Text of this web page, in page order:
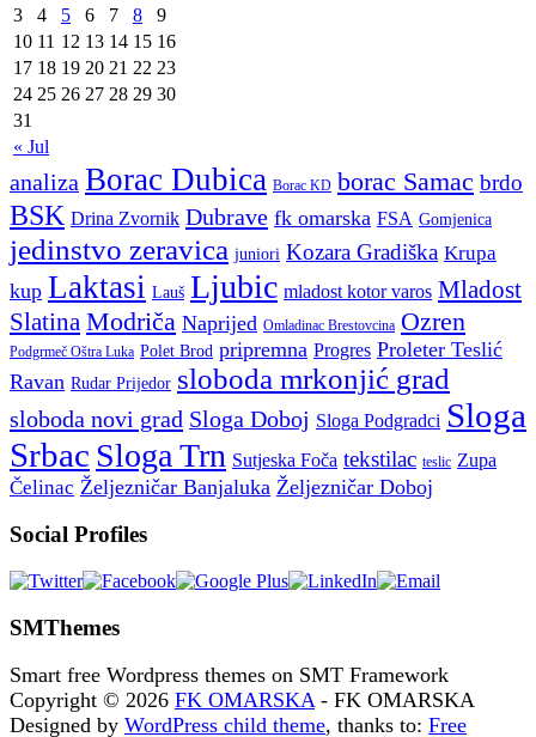
« Jul
3
4 5 6 7 8
9
10 11 12 13 14 15 16
17 18 19 20 21 22 23
24 25 26 27 28 29 30
31
analiza Borac Dubica Borac KD borac Samac brdo
BSK Drina Zvornik Dubrave fk omarska FSA Gomjenica
jedinstvo zeravica juniori Kozara Gradiška Krupa
kup Laktasi Lauš Ljubic mladost kotor varos Mladost
Slatina Modriča Naprijed Omladinac Brestovcina Ozren
Podgrmeč Oštra Luka Polet Brod pripremna Progres Proleter Teslić
Ravan Rudar Prijedor sloboda mrkonjić grad
sloboda novi grad Sloga Doboj Sloga Podgradci Sloga
Srbac Sloga Trn Sutjeska Foča tekstilac teslic Zupa
Čelinac Željezničar Banjaluka Željezničar Doboj
Social Profiles
SMThemes
Smart free Wordpress themes on SMT Framework
Copyright © 2026 FK OMARSKA- FK OMARSKA
Designed by WordPress child theme, thanks to: Free